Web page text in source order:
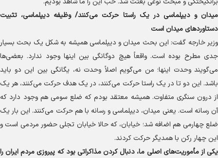
میدان و دیپلماسی در یک راستا حرکت می‌کنند/ وظیفه دیپلماسی، تثبیت
دستاورد‌های میدان است
وزیر خارجه گفت: این بحث میدان و دیپلماسی همیشه به شکل یک بحث بسیار
جدی مطرح بوده است. واقعاً هیچ دوگانگی بین اینها وجود ندارد. بعضی‌ها
می‌گویند وحدت اینها؛ من می‌گویم اصلاً وحدت نه، یگانگی بین این دو باید
باشد. این دو تا در یک راستا حرکت می‌کنند، در یک هدف حرکت می‌کنند، هر یک
از درون سنگری متفاوت. همیشه معتقد بودم که ضلع سومی هم وجود دارد که
آن رسانه است. یعنی میدان، دیپلماسی و رسانه با هم حرکت می‌کنند. این بار یک
ضلع چهارمی هم اضافه شد؛ خیابان، که حالا خیابان تجلی حضور مردمی است و
این چهار رکن با همدیگر حرکت کردند.
یکی از مأموریت‌های اصلی ما، دنبال کردن مذاکراتی بود که پیروزی مردم ایران را